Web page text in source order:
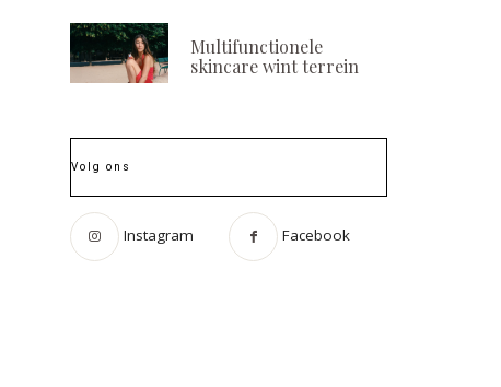
Multifunctionele
skincare wint terrein
Volg ons
Instagram Facebook